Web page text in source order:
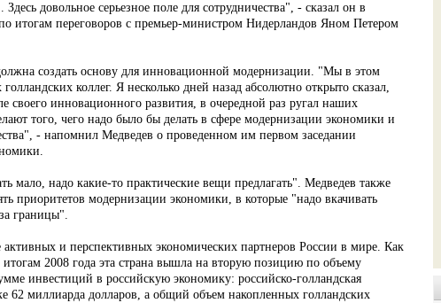
довольное серьезное поле для сотрудничества", - сказал он в
итогам переговоров с премьер-министром Нидерландов Яном Петером
создать основу для инновационной модернизации. "Мы в этом
коллег. Я несколько дней назад абсолютно открыто сказал,
своего инновационного развития, в очередной раз ругал наших
того, чего надо было бы делать в сфере модернизации экономики и
- напомнил Медведев о проведенном им первом заседании
мало, надо какие-то практические вещи предлагать". Медведев также
приоритетов модернизации экономики, в которые "надо вкачивать
границы".
и перспективных экономических партнеров России в мире. Как
2008 года эта страна вышла на вторую позицию по объему
инвестиций в российскую экономику: российско-голландская
62 миллиарда долларов, а общий объем накопленных голландских